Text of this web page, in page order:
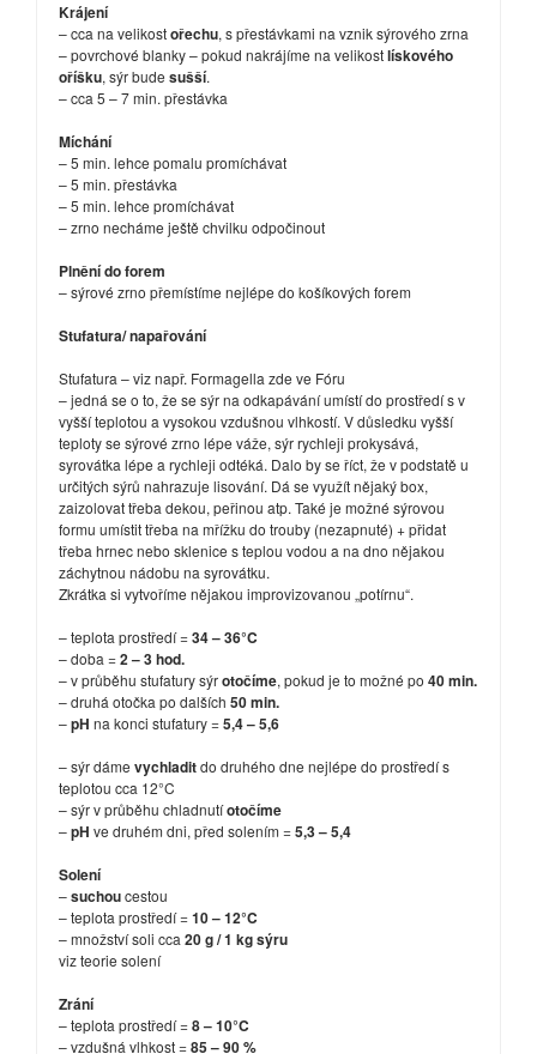
Krájení
– cca na velikostořechu, s přestávkami na vznik sýrového zrna
– povrchové blanky – pokud nakrájíme na velikostlískového
oříšku, sýr bude sušší.
– cca 5 – 7 min. přestávka
Míchání
– 5 min. lehce pomalu promíchávat
– 5 min. přestávka
– 5 min. lehce promíchávat
– zrno necháme ještě chvilku odpočinout
Plnění do forem
– sýrové zrno přemístíme nejlépe do košíkových forem
Stufatura/ napařování
Stufatura – viz např. Formagella zde ve Fóru
– jedná se o to, že se sýr na odkapávání umístí do prostředí s v
vyšší teplotou a vysokou vzdušnou vlhkostí. V důsledku vyšší
teploty se sýrové zrno lépe váže, sýr rychleji prokysává,
syrovátka lépe a rychleji odtéká. Dalo by se říct, že v podstatě u
určitých sýrů nahrazuje lisování. Dá se využít nějaký box,
zaizolovat třeba dekou, peřinou atp. Také je možné sýrovou
formu umístit třeba na mřížku do trouby (nezapnuté) + přidat
třeba hrnec nebo sklenice s teplou vodou a na dno nějakou
záchytnou nádobu na syrovátku.
Zkrátka si vytvoříme nějakou improvizovanou „potírnu“.
– teplota prostředí =34 – 36°C
– doba =2 – 3 hod.
– v průběhu stufatury sýrotočíme, pokud je to možné po 40 min.
– druhá otočka po dalších 50 min.
–pH na konci stufatury =5,4 – 5,6
– sýr dáme vychladitdo druhého dne nejlépe do prostředí s
teplotou cca 12°C
– sýr v průběhu chladnutíotočíme
–pH ve druhém dni, před solením =5,3 – 5,4
Solení
–suchoucestou
– teplota prostředí =10 – 12°C
– množství soli cca 20 g / 1 kg sýru
viz teorie solení
Zrání
– teplota prostředí =8 – 10°C
– vzdušná vlhkost =85 – 90 %